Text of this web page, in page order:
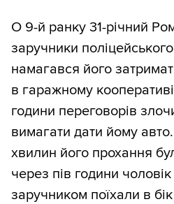
О 9-й ранку 31-річний
заручники
намагався його
в гаражному
години переговорів
вимагати дати йому авто.
хвилин його прохання
через пів години
заручником поїхали в